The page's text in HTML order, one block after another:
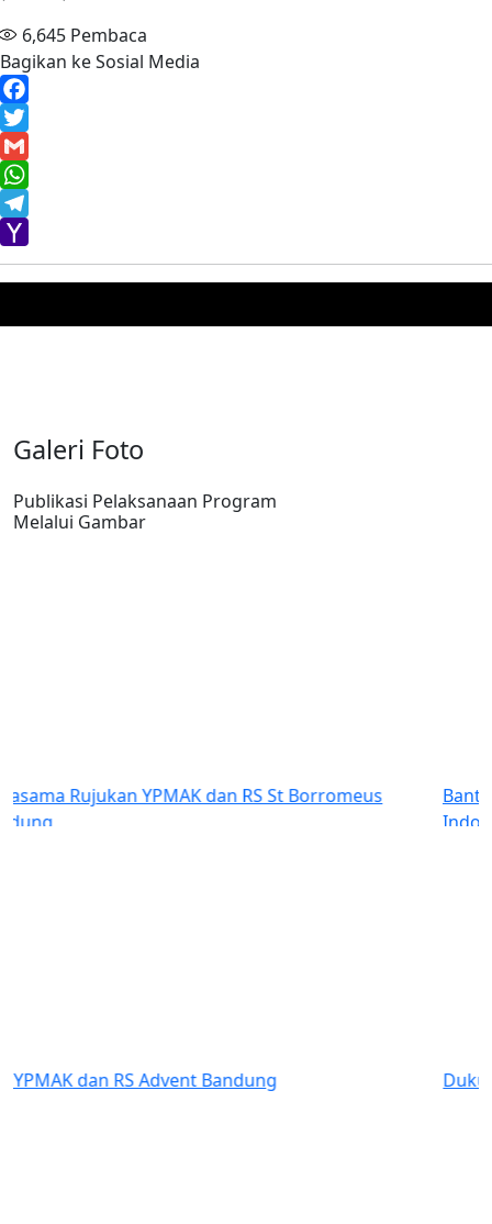
6,645 Pembaca
Bagikan ke Sosial Media
Facebook
Twitter
Gmail
WhatsApp
Telegram
Yahoo
Mail
Galeri Foto
Publikasi Pelaksanaan Program
Melalui Gambar
Bantuan Dana kepada Sinode Gereja Kemah Injil
Indonesia (GKII) Wilayah 2, Papua Tengah dan GKII
Dukungan YPMAK kepada Yayasan Lokal Mimika